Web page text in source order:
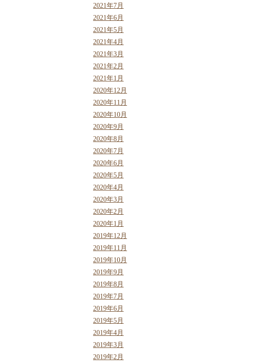
2021年7月
2021年6月
2021年5月
2021年4月
2021年3月
2021年2月
2021年1月
2020年12月
2020年11月
2020年10月
2020年9月
2020年8月
2020年7月
2020年6月
2020年5月
2020年4月
2020年3月
2020年2月
2020年1月
2019年12月
2019年11月
2019年10月
2019年9月
2019年8月
2019年7月
2019年6月
2019年5月
2019年4月
2019年3月
2019年2月